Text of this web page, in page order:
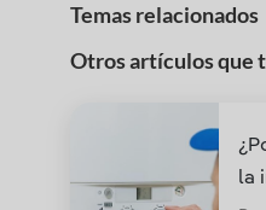
Temas relacionados
Otros artículos que
la